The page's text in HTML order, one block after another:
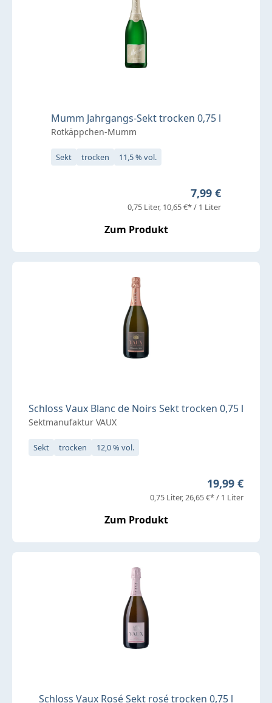
Mumm Jahrgangs-Sekt trocken 0,75 l
Rotkäppchen-Mumm
Sekt trocken 11,5 % vol.
Regulärer Preis:
7,99 €
0,75 Liter 10,65 €* / 1 Liter
Zum Produkt
Schloss Vaux Blanc de Noirs Sekt trocken 0,75 l
Sektmanufaktur VAUX
Sekt trocken 12,0 % vol.
Regulärer
19,99 €
0,75 Liter 26,65 €* / 1 Liter
Zum Produkt
Schloss Vaux Rosé Sekt rosé trocken 0,75 l